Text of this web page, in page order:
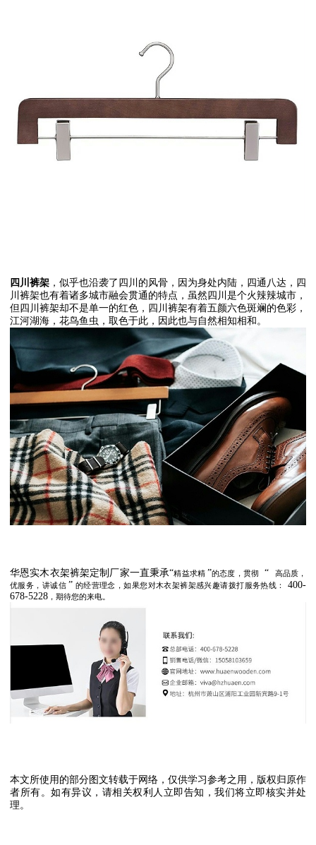
四川裤架 ，似乎也沿袭了四川的风骨，因为身处内陆，四通八达，四
川裤架也有着诸多城市融会贯通的特点，虽然四川是个火辣辣城市，
但四川裤架却不是单一的红色，四川裤架有着五颜六色斑斓的色彩，
江河湖海，花鸟鱼虫，取色于此，因此也与自然相知相和。
华恩实木衣架裤架定制厂家一直秉承“精益求精 ”的态度，贯彻 “
高品质，
优服务，讲诚信 ” 的经营理念，如果您对木衣架裤架感兴趣请拨打服务热线：
400-
678-5228 ，期待您的来电。
本文所使用的部分图文转载于网络，仅供学习参考之用，版权归原作
者所有。如有异议，请相关权利人立即告知，我们将立即核实并处
理。